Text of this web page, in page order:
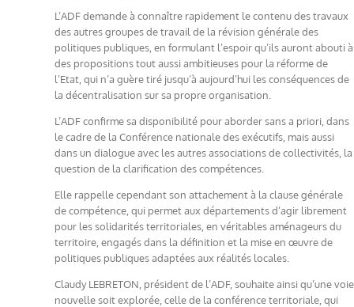
L’ADF demande à connaître rapidement le contenu des travaux
des autres groupes de travail de la révision générale des
politiques publiques, en formulant l’espoir qu’ils auront abouti à
des propositions tout aussi ambitieuses pour la réforme de
l’Etat, qui n’a guère tiré jusqu’à aujourd’hui les conséquences de
la décentralisation sur sa propre organisation.
L’ADF confirme sa disponibilité pour aborder sans a priori, dans
le cadre de la Conférence nationale des exécutifs, mais aussi
dans un dialogue avec les autres associations de collectivités, la
question de la clarification des compétences.
Elle rappelle cependant son attachement à la clause générale
de compétence, qui permet aux départements d’agir librement
pour les solidarités territoriales, en véritables aménageurs du
territoire, engagés dans la définition et la mise en œuvre de
politiques publiques adaptées aux réalités locales.
Claudy LEBRETON, président de l’ADF, souhaite ainsi qu’une voie
nouvelle soit explorée, celle de la conférence territoriale, qui